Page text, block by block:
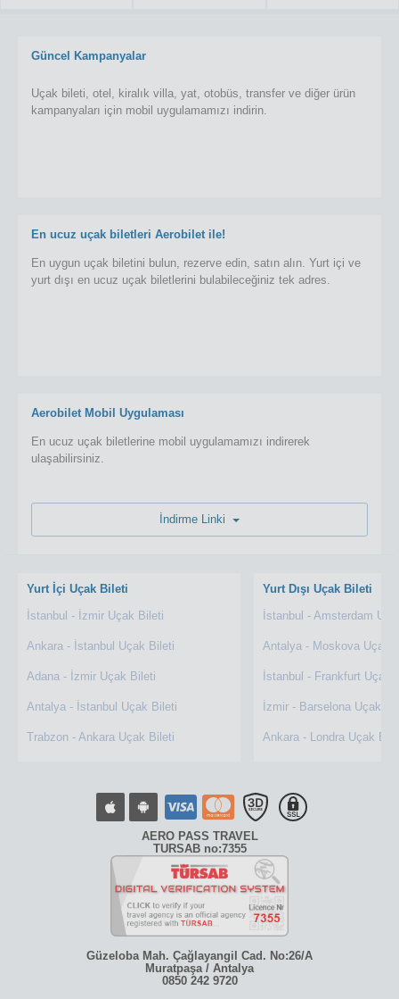
Güncel Kampanyalar
Uçak bileti, otel, kiralık villa, yat, otobüs, transfer ve diğer ürün
kampanyaları için mobil uygulamamızı indirin.
En ucuz uçak biletleri Aerobilet ile!
En uygun uçak biletini bulun, rezerve edin, satın alın. Yurt içi ve
yurt dışı en ucuz uçak biletlerini bulabileceğiniz tek adres.
Aerobilet Mobil Uygulaması
En ucuz uçak biletlerine mobil uygulamamızı indirerek
ulaşabilirsiniz.
Yurt İçi Uçak Bileti
İstanbul - İzmir Uçak Bileti
Ankara - İstanbul Uçak Bileti
Adana - İzmir Uçak Bileti
Antalya - İstanbul Uçak Bileti
Trabzon - Ankara Uçak Bileti
Yurt Dışı Uçak Bileti
İstanbul - Amsterdam
Antalya - Moskova Uçak
İstanbul - Frankfurt Uçak
İzmir - Barselona Uçak
Ankara - Londra Uçak
AERO PASS TRAVEL
TURSAB no:7355
Güzeloba Mah. Çağlayangil Cad. No:26/A
Muratpaşa / Antalya
0850 242 9720